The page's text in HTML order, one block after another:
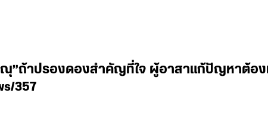
ณุ”ถ้าปรองดองสำคัญที่ใจ ผู้อาสาแก้ปัญหาต้อง
357